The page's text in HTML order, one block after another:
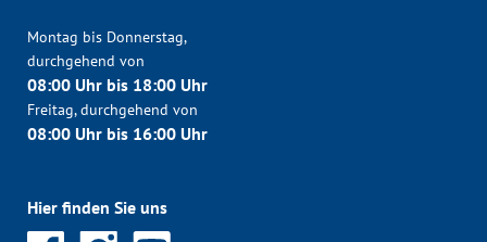
Montag bis Donnerstag,
durchgehend von
08:00 Uhr bis 18:00 Uhr
Freitag, durchgehend von
08:00 Uhr bis 16:00 Uhr
Hier finden Sie uns